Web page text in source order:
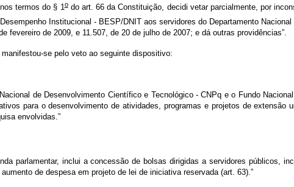
termos do § 1odo art. 66 da Constituição, decidi vetar parcialmente, por
Institucional - BESP/DNIT aos servidores do Departamento
fevereiro de 2009, e 11.507, de 20 de julho de 2007; e dá outras providências”.
se pelo veto ao seguinte dispositivo:
de Desenvolvimento Científico e Tecnológico - CNPq e o Fundo
para o desenvolvimento de atividades, programas e projetos de
envolvidas.”
parlamentar, inclui a concessão de bolsas dirigidas a servidores públicos,
aumento de despesa em projeto de lei de iniciativa reservada (art. 63).”